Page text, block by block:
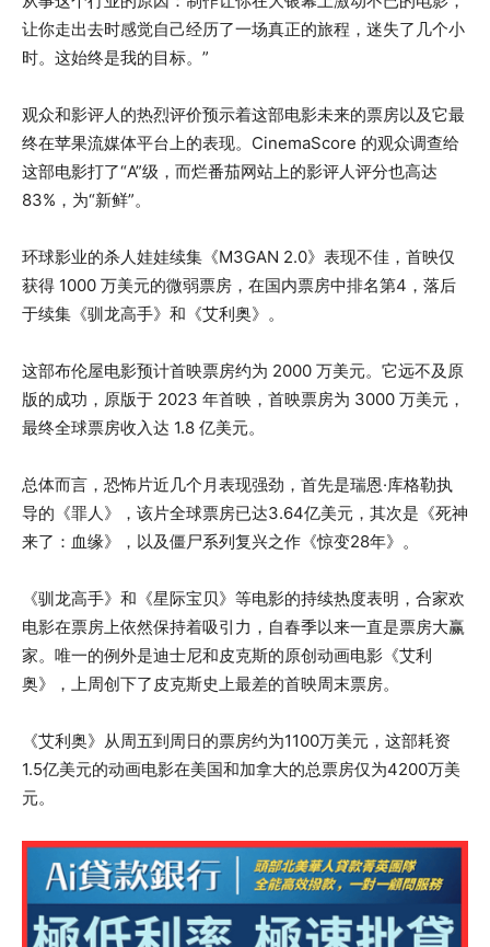
让你走出去时感觉自己经历了一场真正的旅程，迷失了几个小
时。这始终是我的目标。”
观众和影评人的热烈评价预示着这部电影未来的票房以及它最
终在苹果流媒体平台上的表现。CinemaScore 的观众调查给
这部电影打了“A”级，而烂番茄网站上的影评人评分也高达
83%，为“新鲜”。
环球影业的杀人娃娃续集《M3GAN 2.0》表现不佳，首映仅
获得 1000 万美元的微弱票房，在国内票房中排名第4，落后
于续集《驯龙高手》和《艾利奥》。
这部布伦屋电影预计首映票房约为 2000 万美元。它远不及原
版的成功，原版于 2023 年首映，首映票房为 3000 万美元，
最终全球票房收入达 1.8 亿美元。
总体而言，恐怖片近几个月表现强劲，首先是瑞恩·库格勒执
导的《罪人》，该片全球票房已达3.64亿美元，其次是《死神
来了：血缘》，以及僵尸系列复兴之作《惊变28年》。
《驯龙高手》和《星际宝贝》等电影的持续热度表明，合家欢
电影在票房上依然保持着吸引力，自春季以来一直是票房大赢
家。唯一的例外是迪士尼和皮克斯的原创动画电影《艾利
奥》，上周创下了皮克斯史上最差的首映周末票房。
《艾利奥》从周五到周日的票房约为1100万美元，这部耗资
1.5亿美元的动画电影在美国和加拿大的总票房仅为4200万美
元。